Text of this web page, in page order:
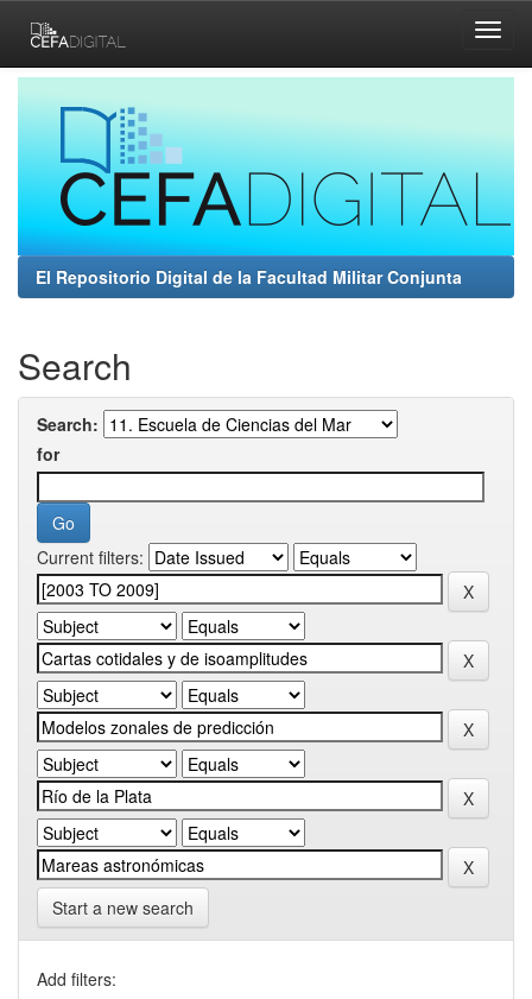
navigation
El Repositorio Digital de la Facultad Militar Conjunta
Search
Search:
for
Current filters:
Start a new search
Add filters: